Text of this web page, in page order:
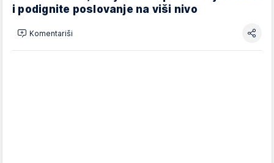
i podignite poslovanje na viši nivo
Komentariši